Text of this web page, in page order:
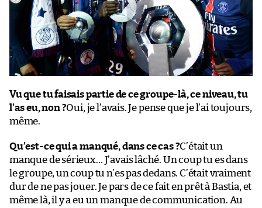
Vu que tu faisais partie de ce groupe-là, ce niveau, tu
l’as eu, non ?Oui, je l’avais. Je pense que je l’ai toujours,
même.
Qu’est-ce qui a manqué, dans ce cas ?C’était un
manque de sérieux… J’avais lâché. Un coup tu es dans
le groupe, un coup tu n’es pas dedans. C’était vraiment
dur de ne pas jouer. Je pars de ce fait en prêt à Bastia, et
même là, il y a eu un manque de communication. Au